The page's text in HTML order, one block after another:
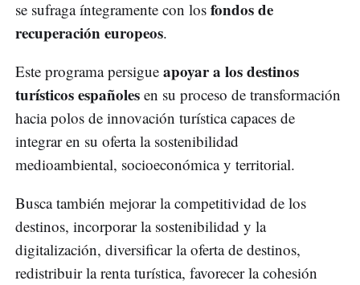
se sufraga íntegramente con los fondos de
recuperación europeos.
Este programa persigue apoyar a los destinos
turísticos españoles en su proceso de transformación
hacia polos de innovación turística capaces de
integrar en su oferta la sostenibilidad
medioambiental, socioeconómica y territorial.
Busca también mejorar la competitividad de los
destinos, incorporar la sostenibilidad y la
digitalización, diversificar la oferta de destinos,
redistribuir la renta turística, favorecer la cohesión